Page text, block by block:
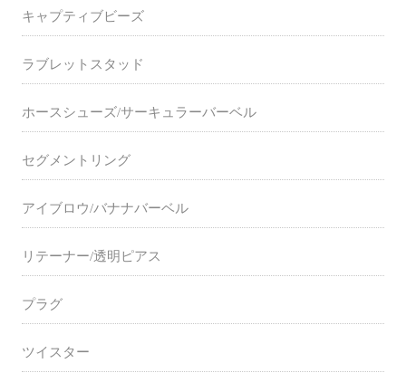
キャプティブビーズ
ラブレットスタッド
ホースシューズ/サーキュラーバーベル
セグメントリング
アイブロウ/バナナバーベル
リテーナー/透明ピアス
プラグ
ツイスター